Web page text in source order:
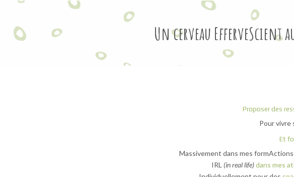
Un cerveau EfferveScient
Proposer des
Pour vivre
Et
Massivement dans mes
IRL (in real life)dans mes